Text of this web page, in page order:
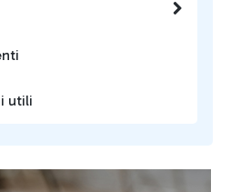
utili